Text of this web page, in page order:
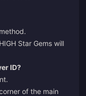
Star Gems will
ID?
of the main